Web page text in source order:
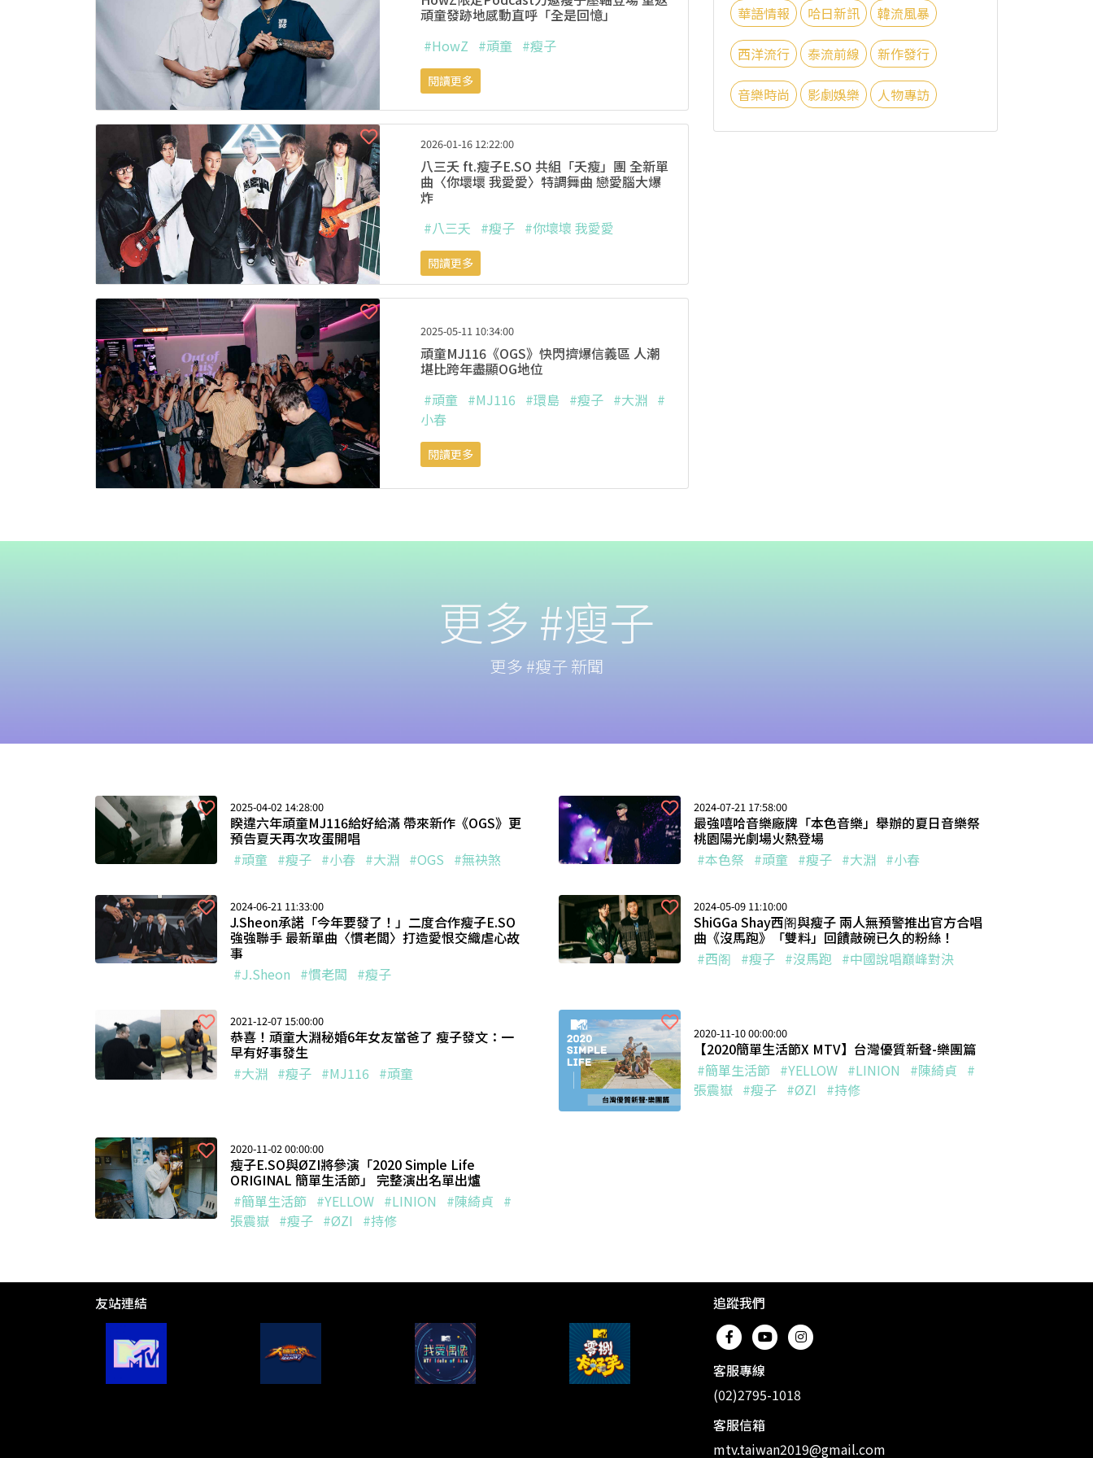
華語情報 哈日新訊 韓流風暴
西洋流行 泰流前線 新作發行
音樂時尚 影劇娛樂 人物專訪
頑童發跡地感動直呼「全是回憶」
#HowZ #頑童 #瘦子
閱讀更多
2026-01-16 12:22:00
八三夭 ft.瘦子E.SO 共組「夭瘦」團 全新單
曲〈你壞壞 我愛愛〉特調舞曲 戀愛腦大爆
炸
#八三夭 #瘦子 #你壞壞 我愛愛
閱讀更多
2025-05-11 10:34:00
頑童MJ116《OGS》快閃擠爆信義區 人潮
堪比跨年盡顯OG地位
#頑童 #MJ116 #環島 #瘦子 #大淵 #
小春
閱讀更多
更多 #瘦子
更多 #瘦子 新聞
2025-04-02 14:28:00
睽違六年頑童MJ116給好給滿 帶來新作《OGS》更
預告夏天再次攻蛋開唱
#頑童 #瘦子 #小春 #大淵 #OGS #無袂煞
2024-07-21 17:58:00
最強嘻哈音樂廠牌「本色音樂」舉辦的夏日音樂祭
桃園陽光劇場火熱登場
#本色祭 #頑童 #瘦子 #大淵 #小春
2024-06-21 11:33:00
J.Sheon承諾「今年要發了！」二度合作瘦子E.SO
強強聯手 最新單曲〈慣老闆〉打造愛恨交織虐心故
事
#J.Sheon #慣老闆 #瘦子
2024-05-09 11:10:00
ShiGGa Shay西阁與瘦子 兩人無預警推出官方合唱
曲《沒馬跑》「雙料」回饋敲碗已久的粉絲！
#西阁 #瘦子 #沒馬跑 #中國說唱巔峰對決
2021-12-07 15:00:00
恭喜！頑童大淵秘婚6年女友當爸了 瘦子發文：一
早有好事發生
#大淵 #瘦子 #MJ116 #頑童
2020-11-10 00:00:00
【2020簡單生活節X MTV】台灣優質新聲-樂團篇
#簡單生活節 #YELLOW #LINION #陳綺貞 #
張震嶽 #瘦子 #ØZI #持修
2020-11-02 00:00:00
瘦子E.SO與ØZI將參演「2020 Simple Life
ORIGINAL 簡單生活節」 完整演出名單出爐
#簡單生活節 #YELLOW #LINION #陳綺貞 #
張震嶽 #瘦子 #ØZI #持修
友站連結 追蹤我們
客服專線
(02)2795-1018
客服信箱
mtv.taiwan2019@gmail.com